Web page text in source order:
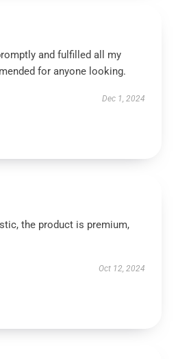
and fulfilled all my
for anyone looking.
Dec 1, 2024
the product is premium,
Oct 12, 2024